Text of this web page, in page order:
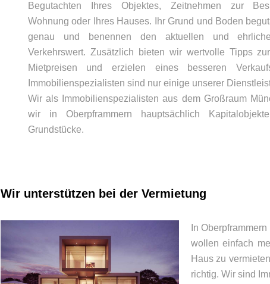
Begutachten Ihres Objektes, Zeitnehmen zur
Wohnung oder Ihres Hauses. Ihr Grund und Boden
genau und benennen den aktuellen und
Verkehrswert. Zusätzlich bieten wir wertvolle Tipps
Mietpreisen und erzielen eines besseren
Immobilienspezialisten sind nur einige unserer
Wir als Immobilienspezialisten aus dem Großraum
wir in Oberpframmern hauptsächlich
Grundstücke.
Wir unterstützen bei der Vermietung
In
wollen einfach
Haus zu
richtig. Wir sind